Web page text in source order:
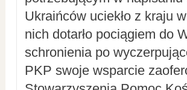
Ukraińców uciekło z kraju
nich dotarło pociągiem do
schronienia po
PKP swoje wsparcie